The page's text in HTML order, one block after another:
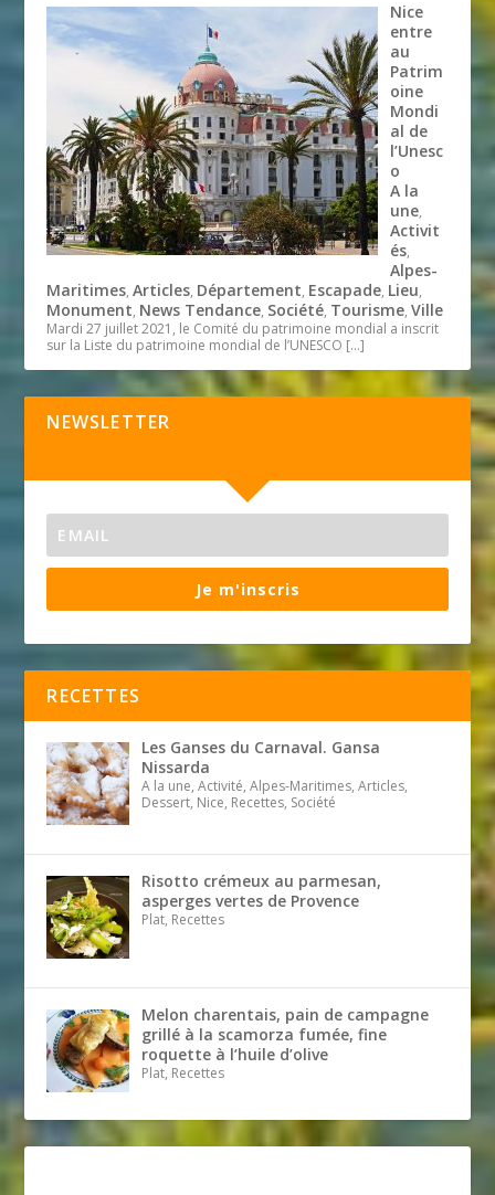
Nice
entre
au
Patrim
oine
Mondi
al de
l’Unesc
o
A la
une,
Activit
és,
Alpes-
Maritimes,Articles, Département, Escapade, Lieu,
Monument, News Tendance, Société, Tourisme,Ville
Mardi 27 juillet 2021, le Comité du patrimoine mondial a inscrit
sur la Liste du patrimoine mondial de l’UNESCO […]
NEWSLETTER
Je m'inscris
RECETTES
Les Ganses du Carnaval. Gansa
Nissarda
A la une, Activité, Alpes-Maritimes, Articles,
Dessert, Nice, Recettes, Société
Risotto crémeux au parmesan,
asperges vertes de Provence
Plat, Recettes
Melon charentais, pain de campagne
grillé à la scamorza fumée, fine
roquette à l’huile d’olive
Plat, Recettes